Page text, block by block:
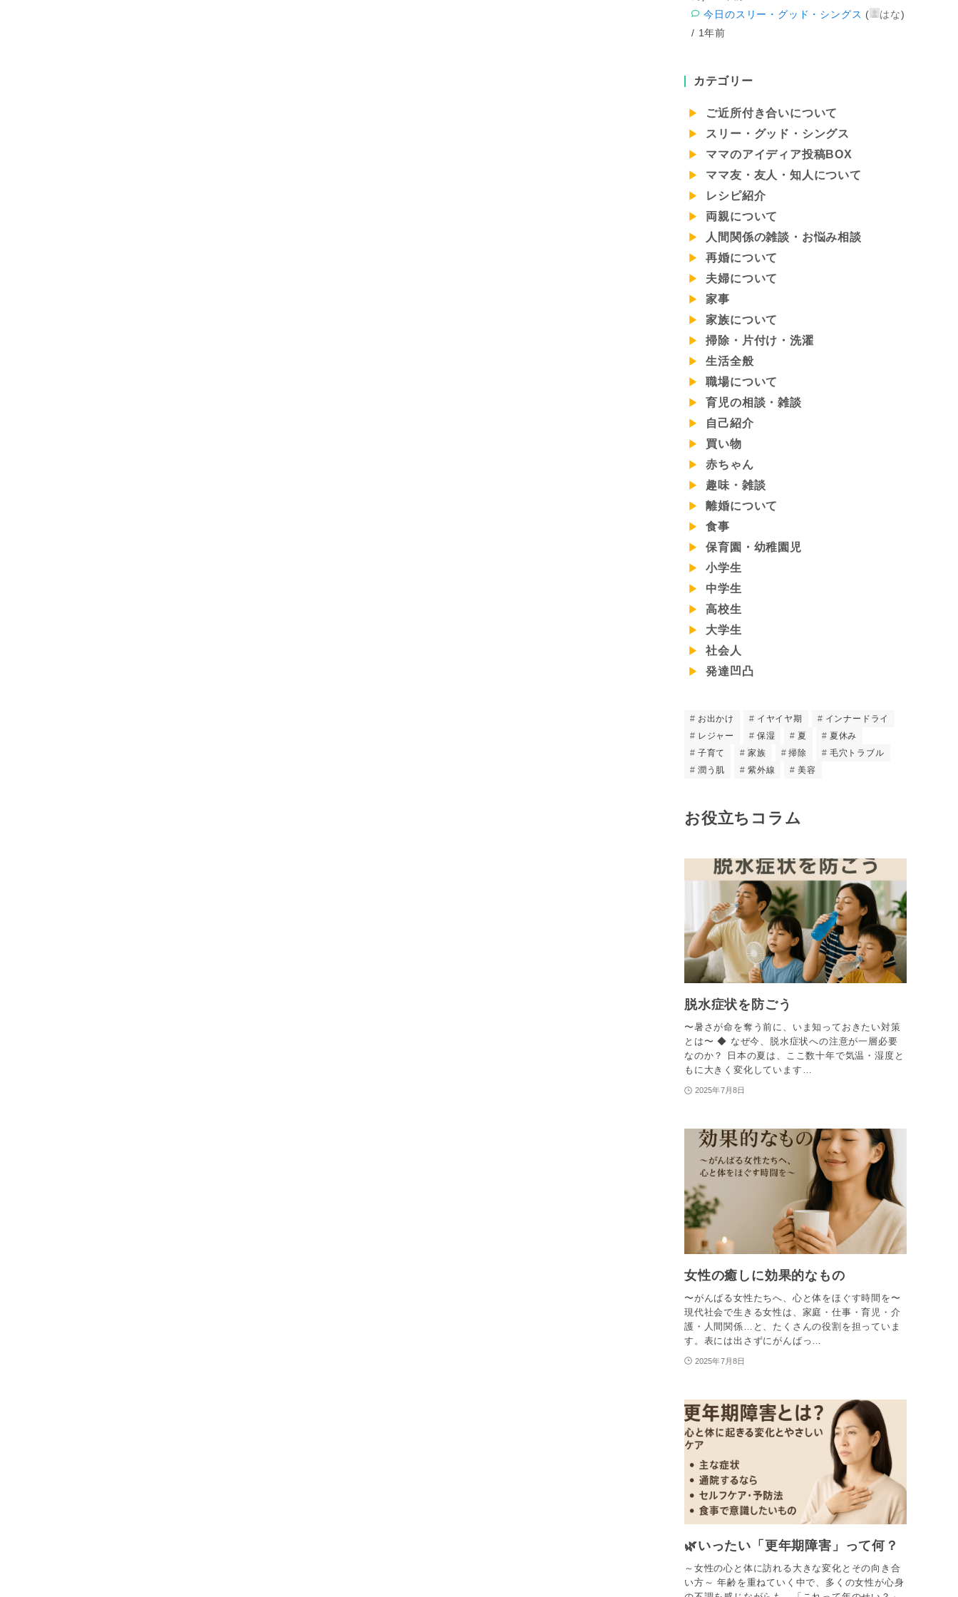
今日のスリー・グッド・シングス ( はな)
/ 1年前
カテゴリー
ご近所付き合いについて
スリー・グッド・シングス
ママのアイディア投稿BOX
ママ友・友人・知人について
レシピ紹介
両親について
人間関係の雑談・お悩み相談
再婚について
夫婦について
家事
家族について
掃除・片付け・洗濯
生活全般
職場について
育児の相談・雑談
自己紹介
買い物
赤ちゃん
趣味・雑談
離婚について
食事
保育園・幼稚園児
小学生
中学生
高校生
大学生
社会人
発達凹凸
お出かけ イヤイヤ期
インナードライ
レジャー
保湿 夏
夏休み
子育て
家族 掃除
毛穴トラブル
潤う肌
紫外線 美容
お役立ちコラム
脱水症状を防ごう
〜暑さが命を奪う前に、いま知っておきたい対策
とは〜 ◆ なぜ今、脱水症状への注意が一層必要
なのか？ 日本の夏は、ここ数十年で気温・湿度と
もに大きく変化しています…
2025年7月8日
女性の癒しに効果的なもの
〜がんばる女性たちへ、心と体をほぐす時間を〜
現代社会で生きる女性は、家庭・仕事・育児・介
護・人間関係…と、たくさんの役割を担っていま
す。表には出さずにがんばっ…
2025年7月8日
🌿いったい「更年期障害」って何？
～女性の心と体に訪れる大きな変化とその向き合
い方～ 年齢を重ねていく中で、多くの女性が心身